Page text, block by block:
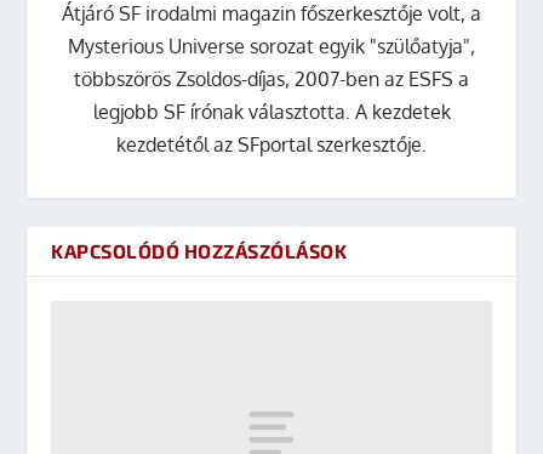
Átjáró SF irodalmi magazin főszerkesztője volt, a
Mysterious Universe sorozat egyik "szülőatyja",
többszörös Zsoldos-díjas, 2007-ben az ESFS a
legjobb SF írónak választotta. A kezdetek
kezdetétől az SFportal szerkesztője.
KAPCSOLÓDÓ HOZZÁSZÓLÁSOK